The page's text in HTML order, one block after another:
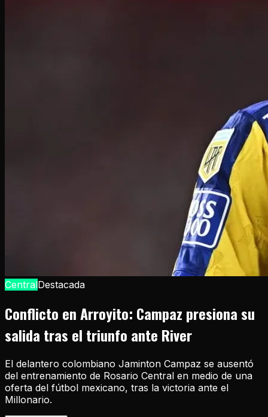
CentralDestacada
Conflicto en Arroyito: Campaz presiona su
salida tras el triunfo ante River
El delantero colombiano Jaminton Campaz se ausentó
del entrenamiento de Rosario Central en medio de una
oferta del fútbol mexicano, tras la victoria ante el
Millonario.